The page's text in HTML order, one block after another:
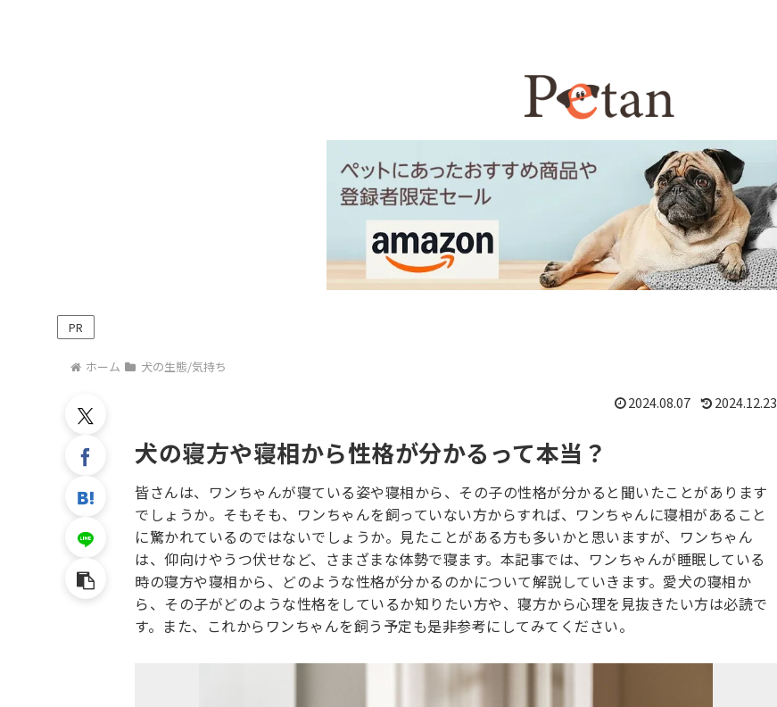
PR
ホーム 犬の生態/気持ち
犬の寝方や寝相から性格が分かるって本当？
2024.08.07 2024.12.23
皆さんは、ワンちゃんが寝ている姿や寝相から、その子の性格が分かると聞いたことがあります
でしょうか。そもそも、ワンちゃんを飼っていない方からすれば、ワンちゃんに寝相があること
に驚かれているのではないでしょうか。見たことがある方も多いかと思いますが、ワンちゃん
は、仰向けやうつ伏せなど、さまざまな体勢で寝ます。本記事では、ワンちゃんが睡眠している
時の寝方や寝相から、どのような性格が分かるのかについて解説していきます。愛犬の寝相か
ら、その子がどのような性格をしているか知りたい方や、寝方から心理を見抜きたい方は必読で
す。また、これからワンちゃんを飼う予定も是非参考にしてみてください。